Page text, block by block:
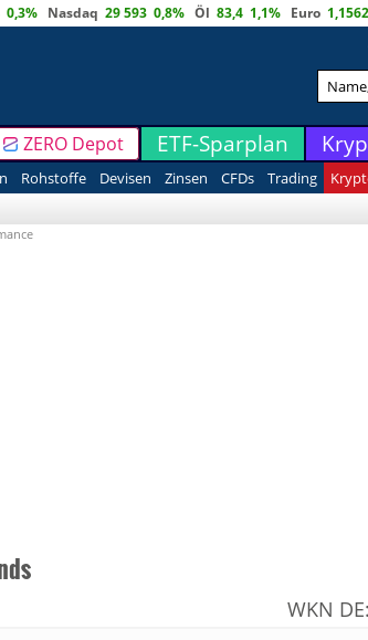
0,3% Nasdaq 29 593 0,8% Öl 83,4 1,1% Euro 1,1562
ZERO Depot ETF-Sparplan
Rohstoffe Devisen Zinsen CFDs Trading
WKN